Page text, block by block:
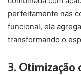
perfeitamente nas
funcional, ela
transformando o
3. Otimização